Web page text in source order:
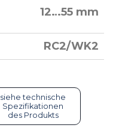
12…55 mm
RC2/WK2
siehe technische
Spezifikationen
des Produkts